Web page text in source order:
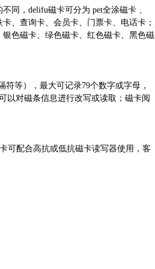
同，delifu磁卡可分为 pet全涂磁卡 、
、查询卡、会员卡、门票卡、电话卡；
色磁卡、绿色磁卡、红色磁卡、黑色磁
等），最大可记录79个数字或字母，
以对磁条信息进行改写或读取；磁卡阅
可配合高抗或低抗磁卡读写器使用，客